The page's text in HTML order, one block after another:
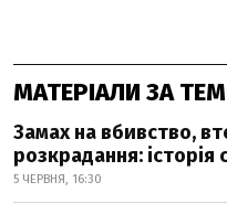
МАТЕРІАЛИ ЗА
Замах на вбивство,
розкрадання:
5 ЧЕРВНЯ, 16:30